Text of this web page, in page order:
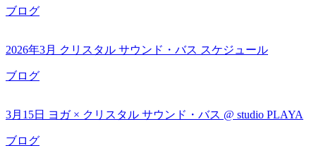
ブログ
2026年3月 クリスタル サウンド・バス スケジュール
ブログ
3月15日 ヨガ × クリスタル サウンド・バス @ studio PLAYA
ブログ